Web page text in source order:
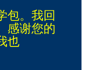
包。我回
感谢您的
也